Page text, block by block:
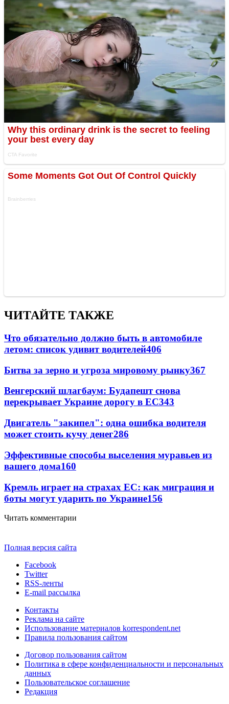
ЧИТАЙТЕ ТАКЖЕ
Что обязательно должно быть в автомобиле
летом: список удивит водителей406
Битва за зерно и угроза мировому рынку367
Венгерский шлагбаум: Будапешт снова
перекрывает Украине дорогу в ЕС343
Двигатель "закипел": одна ошибка водителя
может стоить кучу денег286
Эффективные способы выселения муравьев из
вашего дома160
Кремль играет на страхах ЕС: как миграция и
боты могут ударить по Украине156
Читать комментарии
Полная версия сайта
Facebook
Twitter
RSS-ленты
E-mail рассылка
Контакты
Реклама на сайте
Использование материалов korrespondent.net
Правила пользования сайтом
Договор пользования сайтом
Политика в сфере конфиденциальности и персональных
данных
Пользовательское соглашение
Редакция